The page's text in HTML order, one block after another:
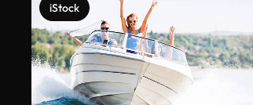
iStock